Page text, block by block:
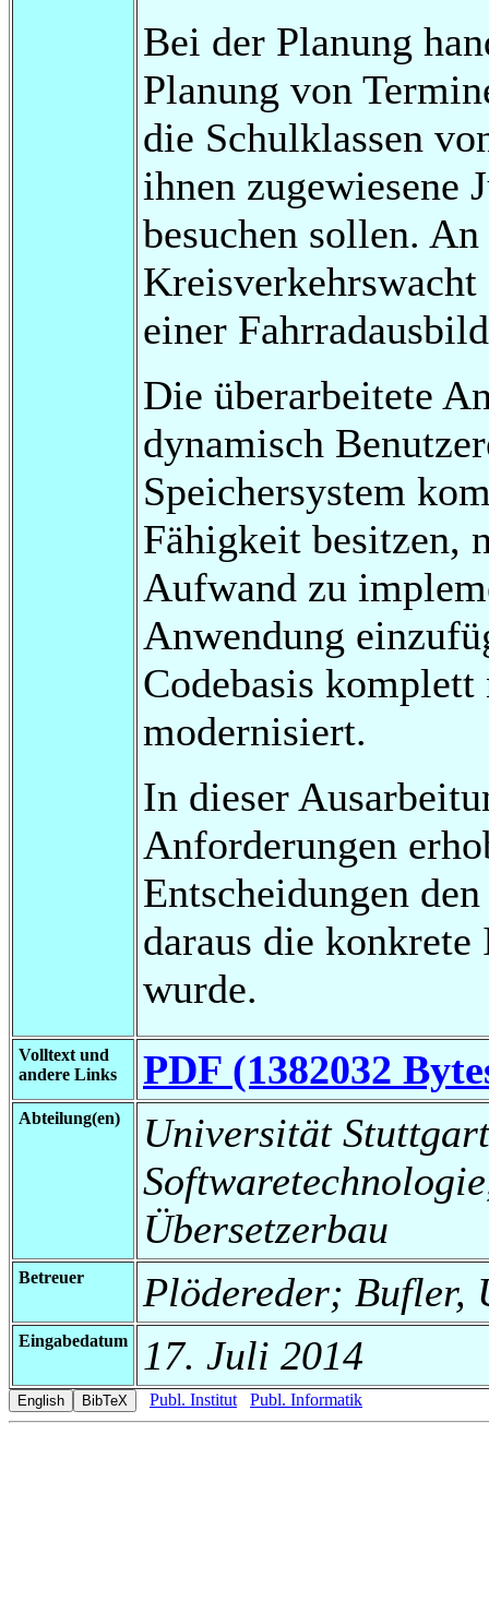
Bei der Planung
Planung von
die Schulklassen
ihnen zugewiesene
besuchen sollen.
einer
Die überarbeitete
dynamisch
Speichersystem
Fähigkeit besitzen,
Aufwand zu
Anwendung
Codebasis
modernisiert.
In dieser
Anforderungen
Entscheidungen
daraus die
wurde.
Volltext und
andere Links
PDF (1382032
Abteilung(en)
Universität
Übersetzerbau
Betreuer Plödereder; Bufler,
Eingabedatum 17. Juli 2014
Publ. Institut Publ. Informatik